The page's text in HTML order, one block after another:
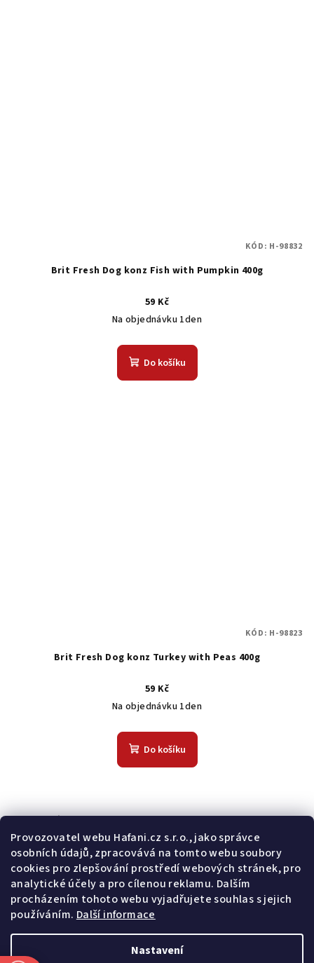
Provozovatel webu Hafani.cz s.r.o., jako správce
osobních údajů, zpracovává na tomto webu soubory
cookies pro zlepšování prostředí webových stránek, pro
analytické účely a pro cílenou reklamu. Dalším
procházením tohoto webu vyjadřujete souhlas s jejich
používáním. Další informace
Nastavení
Brit Fresh Dog konz Fish with Pumpkin 400g
59 Kč
Na objednávku 1den
Do košíku
KÓD: H-98832
Brit Fresh Dog konz Turkey with Peas 400g
59 Kč
Na objednávku 1den
Do košíku
KÓD: H-98823
Odebírat newsletter
E-mail
Potvrzuji souhlas svšeobecnými obchodními podmínkami a
spodmínkami zpracovávání a ochrany osobních údajů .
Přihlásit se